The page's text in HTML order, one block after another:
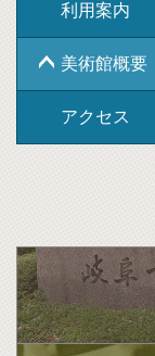
利用案内
美術館概要
アクセス